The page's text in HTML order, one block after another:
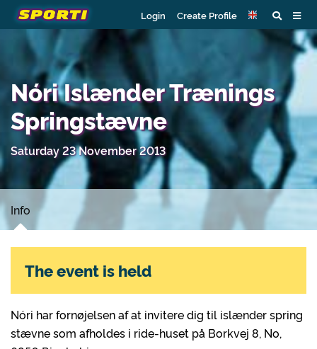
Login Create Profile
Nóri Islænder Trænings
Springstævne
Saturday 23 November 2013
Info
Nóri har fornøjelsen af at invitere dig til islænder spring
stævne som afholdes i ride-huset på Borkvej 8, No,
The event is held